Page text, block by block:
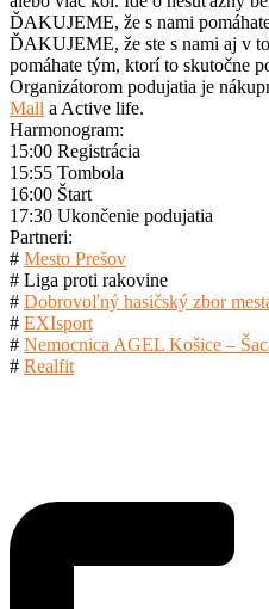
ĎAKUJEME, že s nami
ĎAKUJEME, že ste s nami aj v
pomáhate tým, ktorí to skutočne
Organizátorom podujatia je
Mall a Active life.
Harmonogram:
15:00 Registrácia
15:55 Tombola
16:00 Štart
17:30 Ukončenie podujatia
Partneri:
# Mesto Prešov
# Liga proti rakovine
# Dobrovoľný hasičský zbor
# EXIsport
# Nemocnica AGEL Košice –
# Realfit